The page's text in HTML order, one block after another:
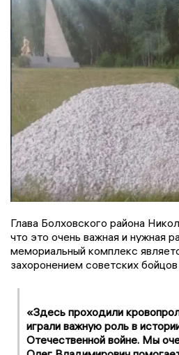
Глава Болховского района
что это очень важная и нужная
мемориальный комплекс
захоронением советских
«Здесь проходили
играли важную роль в
Отечественной войне. Мы